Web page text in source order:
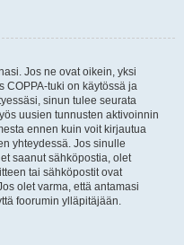
Jos ne ovat oikein, yksi
COPPA-tuki on käytössä ja
sinun tulee seurata
uusien tunnusten aktivoinnin
ennen kuin voit kirjautua
yhteydessä. Jos sinulle
saanut sähköpostia, olet
tai sähköpostit ovat
olet varma, että antamasi
foorumin ylläpitäjään.